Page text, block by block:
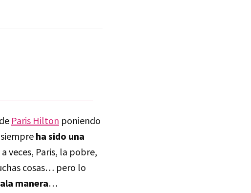
Paris Hilton poniendo
ha sido una
veces, Paris, la pobre,
cosas… pero lo
manera…